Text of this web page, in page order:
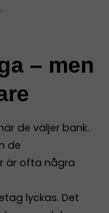
– men
de väljer bank.
de
är ofta några
lyckas. Det